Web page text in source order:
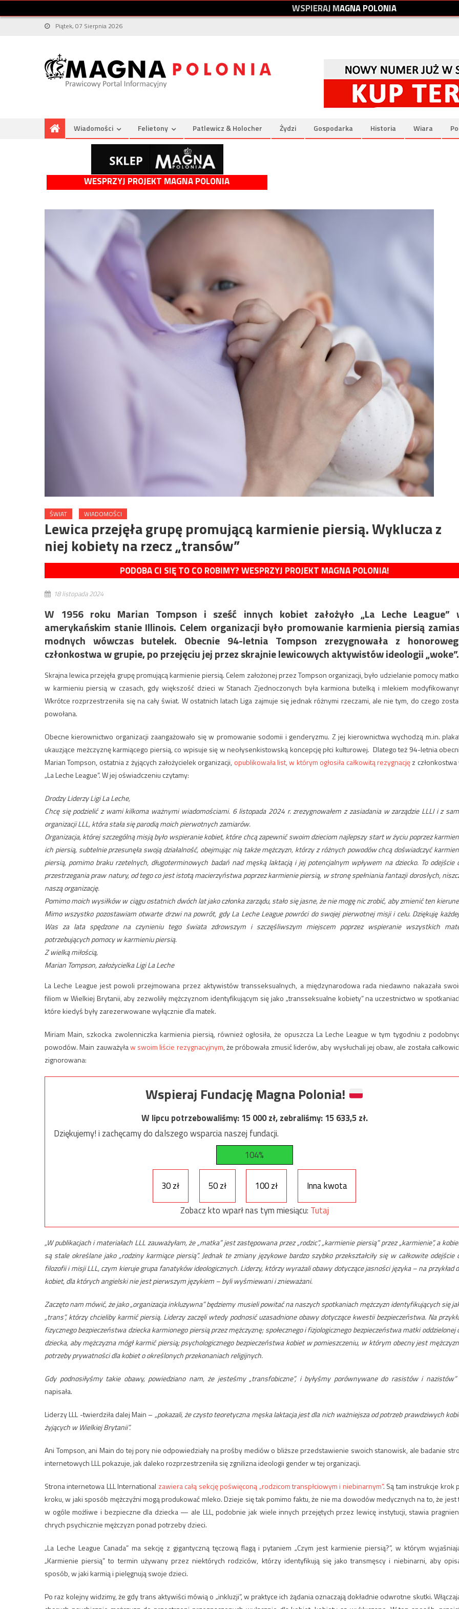
WSPIERAJMAGNAPOLONIA
Piątek, 07 Sierpnia 2026
Wiadomości Felietony Patlewicz & Holocher Żydzi Gospodarka Historia Wiara
WESPRZYJ PROJEKT MAGNA POLONIA
ŚWIAT WIADOMOŚCI
Lewica przejęła grupę promującą karmienie piersią. Wyklucza z
niej kobiety na rzecz „transów”
PODOBA CI SIĘ TO CO ROBIMY? WESPRZYJ PROJEKT MAGNA POLONIA!
18 listopada 2024
W 1956 roku Marian Tompson i sześć innych kobiet założyło „La Leche League”
amerykańskim stanie Illinois. Celem organizacji było promowanie karmienia piersią
modnych wówczas butelek. Obecnie 94-letnia Tompson zrezygnowała z
członkostwa w grupie, po przejęciu jej przez skrajnie lewicowych aktywistów ideologii „woke”.
Skrajna lewica przejęła grupę promującą karmienie piersią. Celem założonej przez Tompson organizacji, było udzielanie pomocy
w karmieniu piersiąw czasach, gdy większość dzieci w Stanach Zjednoczonych była karmiona butelką i mlekiem
Wkrótce rozprzestrzeniła się na cały świat. W ostatnich latachLiga zajmuje się jednak różnymi rzeczami, ale nie tym, do czego
powołana.
Obecne kierownictwo organizacji zaangażowało się w promowanie sodomii i genderyzmu. Z jej kierownictwa wychodzą m.in.
ukauzjące meżczyznę karmiącego piersią, co wpisuje się w neołysenkistowską koncepcję płci kulturowej. Dlatego też 94-letnia
Marian Tompson, ostatnia z żyjących założycielek organizacji, opublikowała list, w którym ogłosiła całkowitą rezygnacjęz członkostwa
„La Leche League”. W jej oświadczeniu czytamy:
Drodzy Liderzy Ligi La Leche,
Chcę się podzielić z wami kilkoma ważnymi wiadomościami. 6 listopada 2024 r. zrezygnowałem z zasiadania w zarządzie LLLI i z
organizacji LLL, która stała się parodią moich pierwotnych zamiarów.
Organizacja, której szczególną misją było wspieranie kobiet, które chcą zapewnić swoim dzieciom najlepszy start w życiu poprzez
ich piersią, subtelnie przesunęła swoją działalność, obejmując nią także mężczyzn, którzy z różnych powodów chcą doświadczyć
piersią, pomimo braku rzetelnych, długoterminowych badań nad męską laktacją i jej potencjalnym wpływem na dziecko. To odejście
przestrzegania praw natury, od tego co jest istotą macierzyństwa poprzez karmienie piersią, w stronę spełniania fantazji dorosłych,
naszą organizację.
Pomimo moich wysiłków w ciągu ostatnich dwóch lat jako członka zarządu, stało się jasne, że nie mogę nic zrobić, aby zmienić ten
Mimo wszystko pozostawiam otwarte drzwi na powrót, gdy La Leche League powróci do swojej pierwotnej misji i celu. Dziękuję
Was za lata spędzone na czynieniu tego świata zdrowszym i szczęśliwszym miejscem poprzez wspieranie wszystkich
potrzebujących pomocy w karmieniu piersią.
Z wielką miłością,
Marian Tompson, założycielka Ligi La Leche
La Leche League jest powoli przejmowana przez aktywistów transseksualnych, a międzynarodowa rada niedawno nakazała
filiom w Wielkiej Brytanii, aby zezwoliłymężczyznom identyfikującym się jako „transseksualne kobiety” na uczestnictwo w
które kiedyś były zarezerwowane wyłącznie dla matek.
Miriam Main, szkocka zwolenniczka karmienia piersią, również ogłosiła, że ​​opuszcza La Leche League w tym tygodniu z
powodów. Main zauważyław swoimliście rezygnacyjnym, że próbowała zmusić liderów, aby wysłuchali jej obaw, ale została
zignorowana:
Wspieraj Fundację Magna Polonia!
W lipcu potrzebowaliśmy:15 000zł, zebraliśmy:15 633,5zł.
Dziękujemy! i zachęcamy do dalszego wsparcia naszej fundacji.
104%
30 zł 50 zł 100 zł
Inna kwota
Zobacz kto wparł nas tym miesiącu: Tutaj
„W publikacjach i materiałach LLL zauważyłam, że „matka” jest zastępowana przez „rodzic”, „karmienie piersią” przez „karmienie”, a
są stale określane jako „rodziny karmiące piersią”. Jednak te zmiany językowe bardzo szybko przekształciły się w całkowite odejście
filozofii i misji LLL, czym kieruje grupa fanatyków ideologicznych. Liderzy, którzy wyrażali obawy dotyczące jasności języka – na przykład
kobiet, dla których angielski nie jest pierwszym językiem – byli wyśmiewani i znieważani.
Zaczęto nam mówić, że jako „organizacja inkluzywna” będziemy musieli powitać na naszych spotkaniach mężczyzn identyfikujących się
„trans”, którzy chcieliby karmić piersią. Liderzy zaczęli wtedy podnosić uzasadnione obawy dotyczące kwestii bezpieczeństwa. Na
fizycznego bezpieczeństwa dziecka karmionego piersią przez mężczyznę; społecznego i fizjologicznego bezpieczeństwa matki oddzielonej
dziecka, aby mężczyzna mógł karmić piersią; psychologicznego bezpieczeństwa kobiet w pomieszczeniu, w którym obecny jest
potrzeby prywatności dla kobiet o określonych przekonaniach religijnych.
Gdy podnosiłyśmy takie obawy, powiedziano nam, że jesteśmy „transfobiczne”, i byłyśmy porównywane do rasistów i nazistów”
napisała.
Liderzy LLL -twierdziła dalej Main – „pokazali, że czysto teoretyczna męska laktacja jest dla nich ważniejsza od potrzeb prawdziwych
żyjących w Wielkiej Brytanii”.
Ani Tompson, ani Main do tej pory nie odpowiedziały na prośby mediów o bliższe przedstawienie swoich stanowisk, ale badanie
internetowych LLL pokazuje, jak daleko rozprzestrzeniła się zgnilizna ideologii gender w tej organizacji.
Strona internetowa LLL International zawiera całą sekcję poświęconą „rodzicom transpłciowym i niebinarnym”. Są tam instrukcje krok
kroku, w jaki sposób mężczyźni mogą produkować mleko. Dzieje się tak pomimo faktu, że nie ma dowodów medycznych na to, że jest
w ogóle możliwe i bezpieczne dla dziecka — ale LLL, podobnie jak wiele innych przejętych przez lewicę instytucji, stawia
chrych psychicznie mężczyzn ponad potrzeby dzieci.
„La Leche League Canada” ma sekcję z gigantyczną tęczową flagą i pytaniem „Czym jest karmienie piersią?”, w którym
„Karmienie piersią”to termin używany przez niektórych rodziców, którzy identyfikują się jako transmęscy i niebinarni, aby
sposób, w jaki karmią i pielęgnują swoje dzieci.
Po raz kolejny widzimy, że gdy trans aktywiści mówią o „inkluzji”, w praktyce ich żądania oznaczają dokładnie odwrotne skutki.